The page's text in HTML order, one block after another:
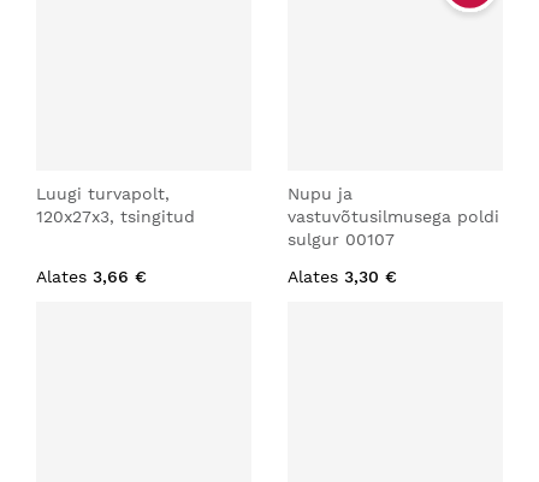
Luugi turvapolt,
120x27x3, tsingitud
Alates 3,66 €
Nupu ja
vastuvõtusilmusega poldi
sulgur 00107
Alates 3,30 €